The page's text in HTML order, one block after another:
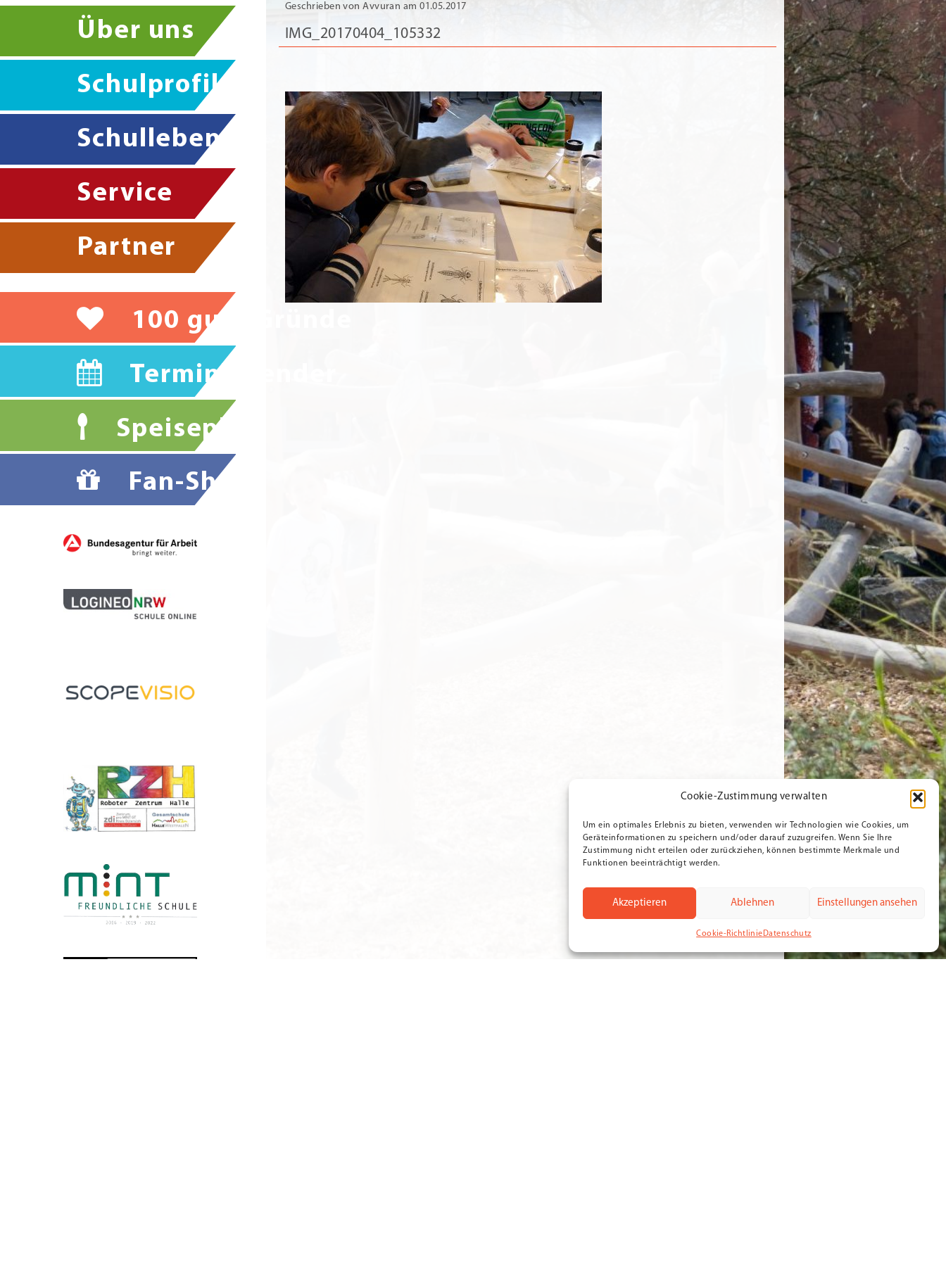
Cookie-Zustimmung verwalten
Um ein optimales Erlebnis zu bieten, verwenden wir Technologien wie Cookies, um
Geräteinformationen zu speichern und/oder darauf zuzugreifen. Wenn Sie Ihre
Zustimmung nicht erteilen oder zurückziehen, können bestimmte Merkmale und
Funktionen beeinträchtigt werden.
Akzeptieren Ablehnen Einstellungen ansehen
Cookie-Richtlinie Datenschutz
Über uns
Schulprofil
Schulleben
Service
Partner
100 gute Gründe
Terminkalender
Speiseplan
Fan-Shop
Geschrieben von Avvuran am 01.05.2017
IMG_20170404_105332